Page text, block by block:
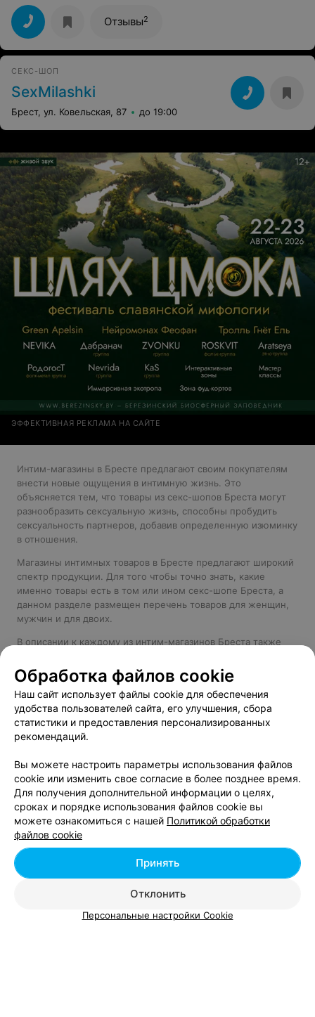
консультанту, иначе бы я потерялась в таком
разнообразии! Такой "подкованности" я еще не
встречала) Буду заходить еще!
Отзывы2
СЕКС-ШОП
SexMilashki
Брест, ул. Ковельская, 87 до 19:00
ЭФФЕКТИВНАЯ РЕКЛАМА НА САЙТЕ
Интим-магазины в Бресте предлагают своим покупателям
внести новые ощущения в интимную жизнь. Это
объясняется тем, что товары из секс-шопов Бреста могут
разнообразить сексуальную жизнь, способны пробудить
сексуальность партнеров, добавив определенную изюминку
в отношения.
Магазины интимных товаров в Бресте предлагают широкий
спектр продукции. Для того чтобы точно знать, какие
именно товары есть в том или ином секс-шопе Бреста, а
данном разделе размещен перечень товаров для женщин,
мужчин и для двоих.
В описании к каждому из интим-магазинов Бреста также
в том числе возможность онлайн-заказа, доставка и условия
ее осуществления, наличие сезонных скидок. Подробно
расписаны сведения о возможности приобретения
дополнительной продукции, такой как различные интимные
препараты и косметические средства.
актуальными, а также проверенными специалистами сайта.
Добавить компанию
Добавить специалиста
Обработка файлов cookie
Наш сайт использует файлы cookie для обеспечения
удобства пользователей сайта, его улучшения, сбора
статистики и предоставления персонализированных
рекомендаций.
Вы можете настроить параметры использования файлов
cookie или изменить свое согласие в более позднее время.
Для получения дополнительной информации о целях,
сроках и порядке использования файлов cookie вы
можете ознакомиться с нашей Политикой обработки
файлов cookie
Отклонить
Принять
Персональные настройки Cookie